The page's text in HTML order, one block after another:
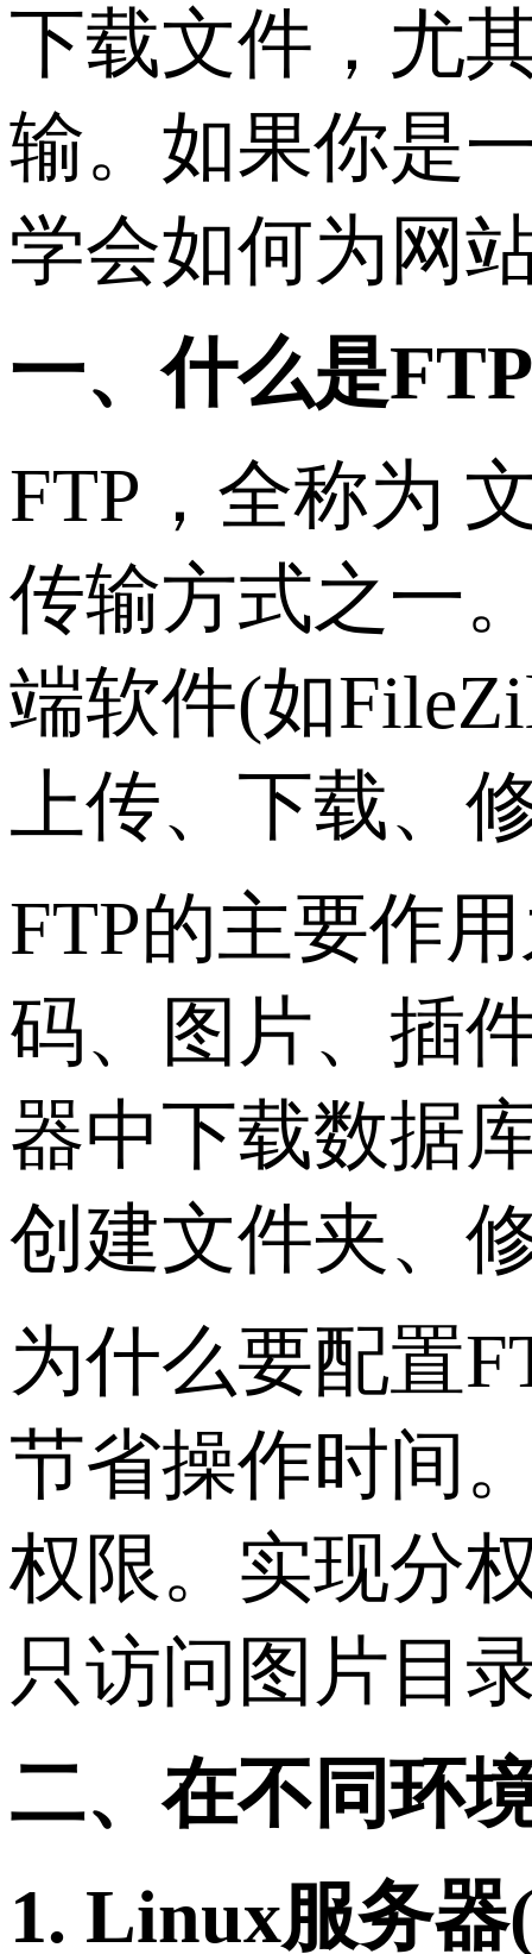
下载文件，尤
输。如果你是
学会如何为网
一、什么是
FTP，全称为
传输方式之一
端软件(如
上传、下载、
FTP的主要作
码、图片、插
器中下载数据
创建文件夹、
为什么要配置
节省操作时间
权限。实现分
只访问图片目
二、在不同环
1. Linux服务器